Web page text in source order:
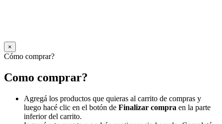
×
Cómo comprar?
Como comprar?
Agregá los productos que quieras al carrito de compras y
luego hacé clic en el botón de Finalizar compra en la parte
inferior del carrito.